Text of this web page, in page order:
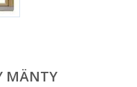
MÄNTY